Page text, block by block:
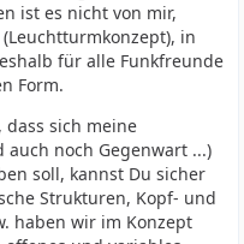
ist es nicht von mir,
in
für alle Funkfreunde
Form.
dass sich meine
noch Gegenwart ...)
soll, kannst Du sicher
Strukturen, Kopf- und
haben wir im Konzept